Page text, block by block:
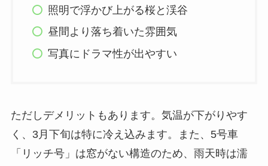
照明で浮かび上がる桜と渓谷
昼間より落ち着いた雰囲気
写真にドラマ性が出やすい
ただしデメリットもあります。気温が下がりやす
く、3月下旬は特に冷え込みます。また、5号車
「リッチ号」は窓がない構造のため、雨天時は濡